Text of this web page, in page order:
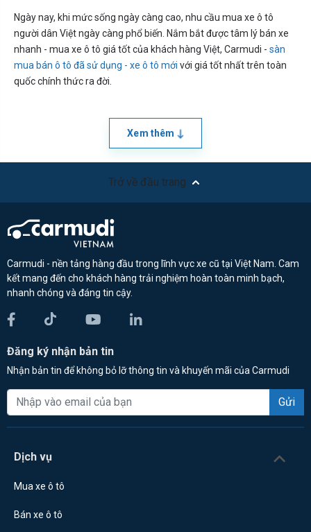
Ngày nay, khi mức sống ngày càng cao, nhu cầu mua xe ô tô
người dân Việt ngày càng phổ biến. Nắm bắt được tâm lý bán xe
nhanh - mua xe ô tô giá tốt của khách hàng Việt, Carmudi - sàn
mua bán ô tô đã sử dụng - xe ô tô mới với giá tốt nhất trên toàn
quốc chính thức ra đời.
Xem thêm
Trở về đầu trang
Carmudi - nền tảng hàng đầu trong lĩnh vực xe cũ tại Việt Nam. Cam
kết mang đến cho khách hàng trải nghiệm hoàn toàn minh bạch,
nhanh chóng và đáng tin cậy.
Đăng ký nhận bản tin
Nhận bản tin để không bỏ lỡ thông tin và khuyến mãi của Carmudi
Gửi
Dịch vụ
Mua xe ô tô
Bán xe ô tô